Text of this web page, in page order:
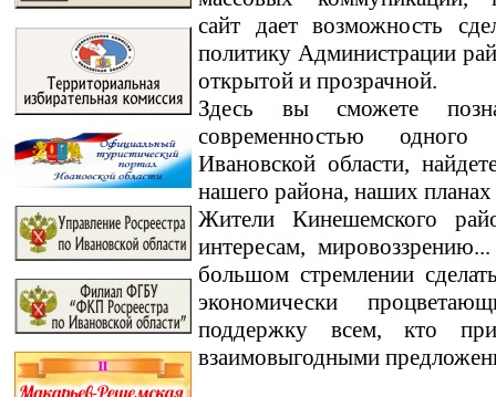
сайт дает возможность
политику Администрации
открытой и прозрачной.
Здесь вы сможете
современностью
Ивановской области,
нашего района, наших
Жители Кинешемского
интересам,
большом стремлении
экономически
поддержку всем, кто
взаимовыгодными